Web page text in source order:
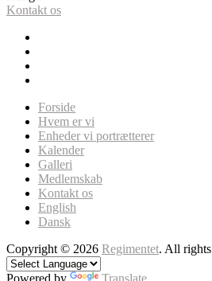
Kontakt os
Forside
Hvem er vi
Enheder vi portrætterer
Kalender
Galleri
Medlemskab
Kontakt os
English
Dansk
Copyright © 2026 Regimentet. All
Powered by Translate